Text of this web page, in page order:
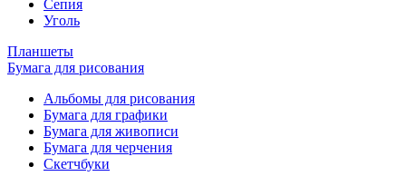
Сепия
Уголь
Планшеты
Бумага для рисования
Альбомы для рисования
Бумага для графики
Бумага для живописи
Бумага для черчения
Скетчбуки